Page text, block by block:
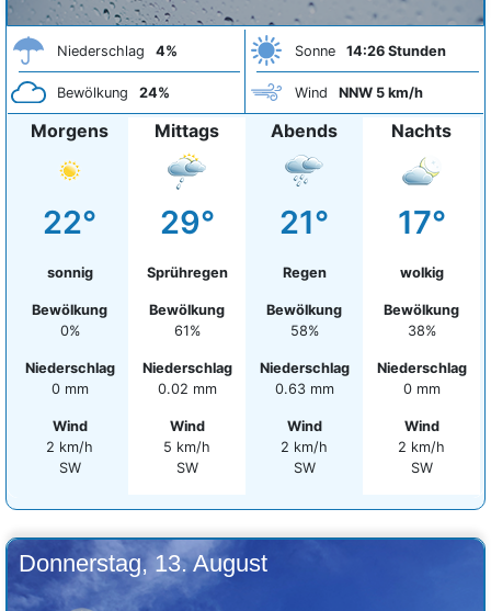
Niederschlag 4%
Bewölkung 24%
Sonne 14:26 Stunden
Wind NNW 5 km/h
Morgens
22°
sonnig
Bewölkung
0%
Niederschlag
0 mm
Wind
2 km/h
SW
Mittags
29°
Sprühregen
Bewölkung
61%
Niederschlag
0.02 mm
Wind
5 km/h
SW
Abends
21°
Regen
Bewölkung
58%
Niederschlag
0.63 mm
Wind
2 km/h
SW
Nachts
17°
wolkig
Bewölkung
38%
Niederschlag
0 mm
Wind
2 km/h
SW
Donnerstag, 13. August